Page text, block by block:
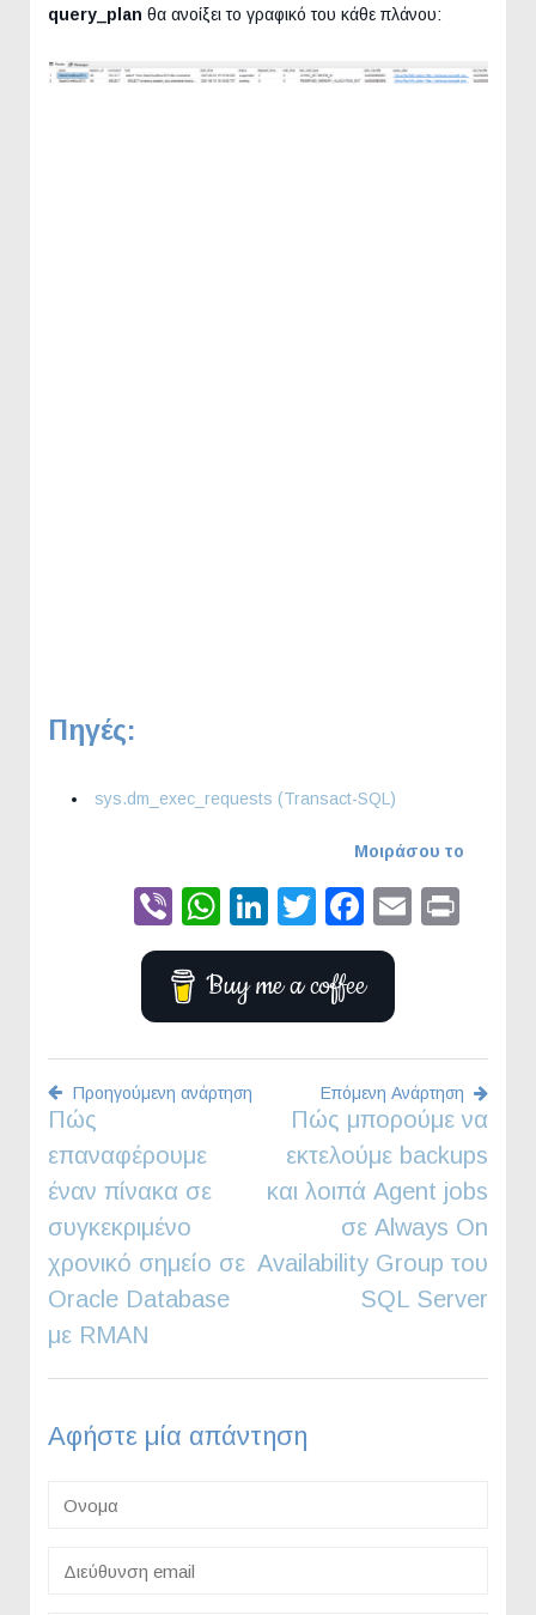
query_plan θα ανοίξει το γραφικό του κάθε πλάνου:
Πηγές:
sys.dm_exec_requests (Transact-SQL)
Μοιράσου το
ViberWhatsApp
LinkedIn
TwitterEmail
Buy me a coffee
Πλοήγηση
άρθρων
Προηγούμενη ανάρτηση
Πώς
επαναφέρουμε
έναν πίνακα σε
συγκεκριμένο
χρονικό σημείο σε
Oracle Database
με RMAN
Επόμενη Ανάρτηση
Πώς μπορούμε να
εκτελούμε backups
και λοιπά Agent jobs
σε Always On
Availability Group του
SQL Server
Αφήστε μία απάντηση